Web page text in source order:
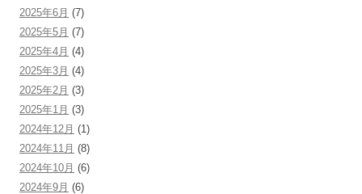
2025年6月 (7)
2025年5月 (7)
2025年4月 (4)
2025年3月 (4)
2025年2月 (3)
2025年1月 (3)
2024年12月 (1)
2024年11月 (8)
2024年10月 (6)
2024年9月 (6)